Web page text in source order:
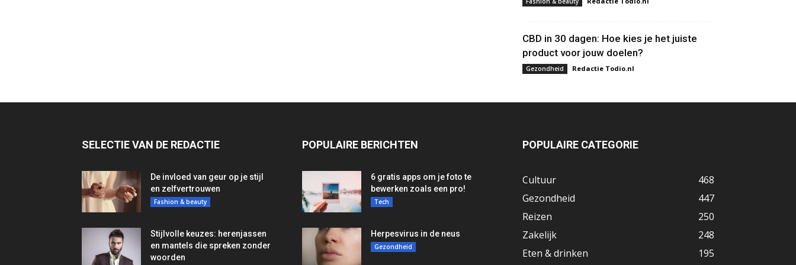
CBD in 30 dagen: Hoe kies je het juiste
product voor jouw doelen?
Gezondheid Redactie Todio.nl
SELECTIE VAN DE REDACTIE
De invloed van geur op je stijl
en zelfvertrouwen
Fashion & beauty
Stijlvolle keuzes: herenjassen
en mantels die spreken zonder
woorden
POPULAIRE BERICHTEN
6 gratis apps om je foto te
bewerken zoals een pro!
Tech
Herpesvirus in de neus
Gezondheid
POPULAIRE CATEGORIE
Cultuur
468
Gezondheid
447
Reizen
250
Zakelijk
248
Eten & drinken
195